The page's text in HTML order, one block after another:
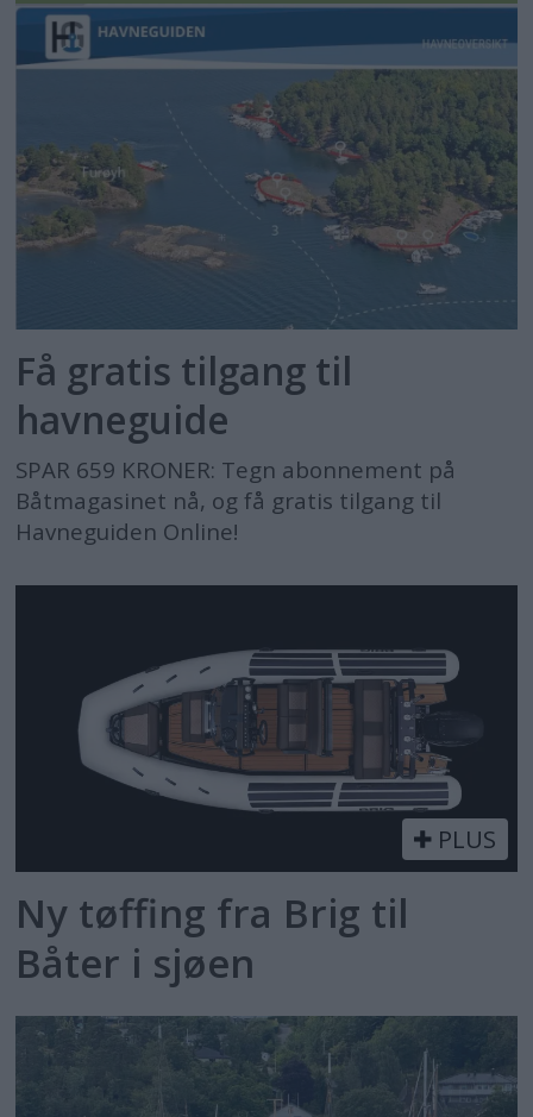
Få gratis tilgang til
havneguide
SPAR 659 KRONER: Tegn abonnement på
Båtmagasinet nå, og få gratis tilgang til
Havneguiden Online!
PLUS
Ny tøffing fra Brig til
Båter i sjøen